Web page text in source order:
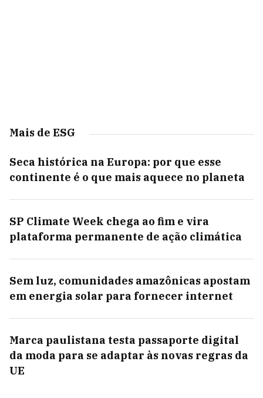
Mais de ESG
Seca histórica na Europa: por que esse
continente é o que mais aquece no planeta
SP Climate Week chega ao fim e vira
plataforma permanente de ação climática
Sem luz, comunidades amazônicas apostam
em energia solar para fornecer internet
Marca paulistana testa passaporte digital
da moda para se adaptar às novas regras da
UE